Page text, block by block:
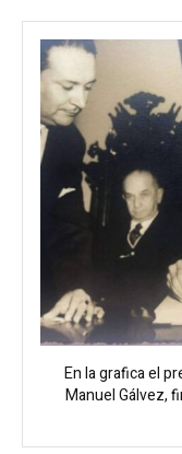
En la grafica el
Manuel Gálvez,